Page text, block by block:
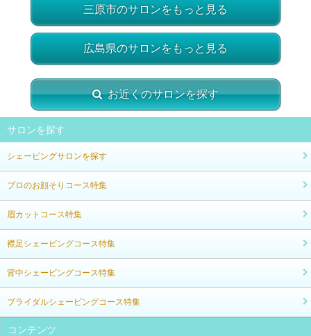
三原市のサロンをもっと見る
広島県のサロンをもっと見る
お近くのサロンを探す
サロンを探す
シェービングサロンを探す
プロのお顔そりコース特集
眉カットコース特集
襟足シェービングコース特集
背中シェービングコース特集
ブライダルシェービングコース特集
コンテンツ